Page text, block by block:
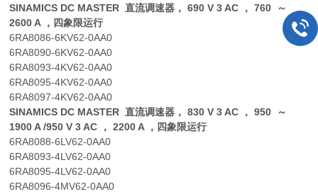
SINAMICS DC MASTER 直流调速器， 690 V 3 AC ， 760 ～
2600 A ，四象限运行
6RA8086-6KV62-0AA0
6RA8090-6KV62-0AA0
6RA8093-4KV62-0AA0
6RA8095-4KV62-0AA0
6RA8097-4KV62-0AA0
SINAMICS DC MASTER 直流调速器， 830 V 3 AC ， 950 ～
1900 A /950 V 3 AC ， 2200 A ，四象限运行
6RA8088-6LV62-0AA0
6RA8093-4LV62-0AA0
6RA8095-4LV62-0AA0
6RA8096-4MV62-0AA0